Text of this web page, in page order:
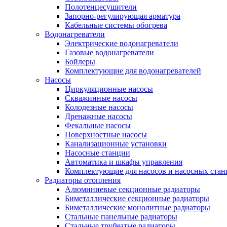
Полотенцесушители
Запорно-регулирующая арматура
Кабельные системы обогрева
Водонагреватели
Электрические водонагреватели
Газовые водонагреватели
Бойлеры
Комплектующие для водонагревателей
Насосы
Циркуляционные насосы
Скважинные насосы
Колодезные насосы
Дренажные насосы
Фекальные насосы
Поверхностные насосы
Канализационные установки
Насосные станции
Автоматика и шкафы управления
Комплектующие для насосов и насосных
Радиаторы отопления
Алюминиевые секционные радиаторы
Биметаллические секционные радиаторы
Биметаллические монолитные радиаторы
Стальные панельные радиаторы